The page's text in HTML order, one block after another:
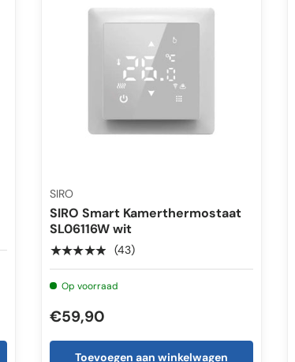
SIRO
SIRO Smart Kamerthermostaat
SL06116W wit
★★★★★ (43)
Op voorraad
€59,90
Toevoegen aan winkelwagen